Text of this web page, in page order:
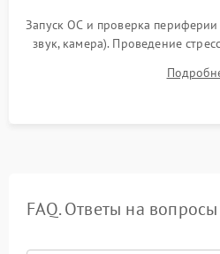
Запуск ОС и проверка периферии
звук, камера). Проведение
для контроля
системы под
FAQ. Ответы на вопросы